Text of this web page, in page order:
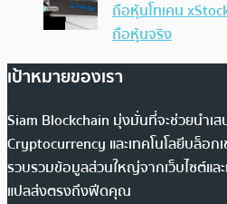
ถือหุ้นโทเคน
ถือหุ้นจริง
เป้าหมายของเรา
Siam Blockchain มุ่งมั่นที่จะช่วยนำเ
Cryptocurrency และเทคโนโลยีบล็อก
รวบรวมข้อมูลส่วนใหญ่จากเว็บไซต์แล
แปลส่งตรงถึงฟีดคุณ